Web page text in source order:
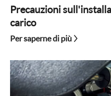
Precauzioni
carico
Per saperne di più